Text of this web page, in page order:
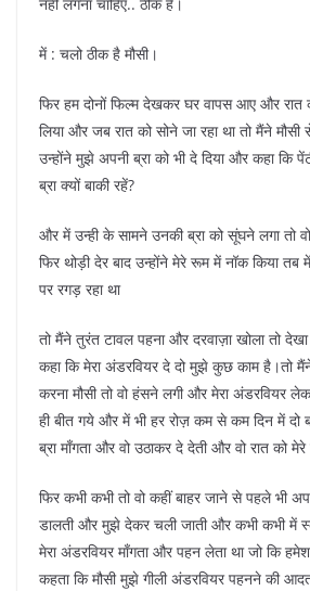
में : चलो ठीक है मौसी।
फिर हम दोनों फिल्म देखकर घर वापस आए और रात
लिया और जब रात को सोने जा रहा था तो मैंने मौसी
उन्होंने मुझे अपनी ब्रा को भी दे दिया और कहा कि
ब्रा क्यों बाकी रहें?
और में उन्ही के सामने उनकी ब्रा को सूंघने लगा तो
फिर थोड़ी देर बाद उन्होंने मेरे रूम में नॉक किया
पर रगड़ रहा था
तो मैंने तुरंत टावल पहना और दरवाज़ा खोला तो
कहा कि मेरा अंडरवियर दे दो मुझे कुछ काम है।तो
करना मौसी तो वो हंसने लगी और मेरा अंडरवियर
ही बीत गये और में भी हर रोज़ कम से कम दिन में दो
ब्रा माँगता और वो उठाकर दे देती और वो रात को
फिर कभी कभी तो वो कहीं बाहर जाने से पहले भी
डालती और मुझे देकर चली जाती और कभी कभी
मेरा अंडरवियर माँगता और पहन लेता था जो कि
कहता कि मौसी मुझे गीली अंडरवियर पहनने की